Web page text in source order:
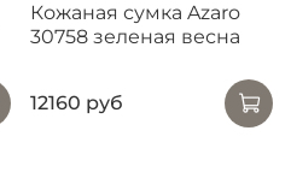
Кожаная сумка Azaro
30758 зеленая весна
12160 руб